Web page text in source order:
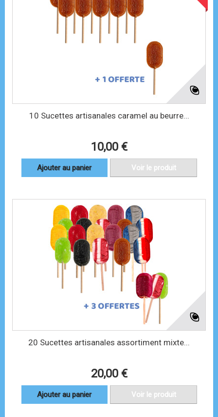
10 Sucettes artisanales caramel au beurre...
10,00 €
Ajouter au panier Voir le produit
20 Sucettes artisanales assortiment mixte...
20,00 €
Ajouter au panier Voir le produit